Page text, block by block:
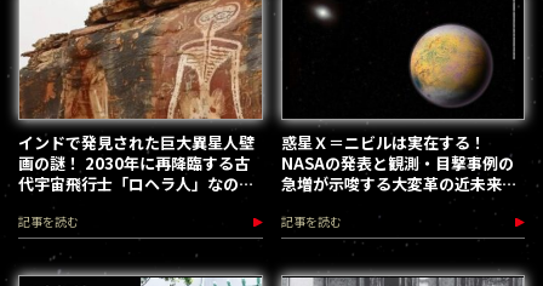
インドで発見された巨大異星人壁
画の謎！ 2030年に再降臨する古
代宇宙飛行士「ロヘラ人」なの
記事を読む
惑星Ｘ＝ニビルは実在する！
NASAの発表と観測・目撃事例の
急増が示唆する大変革の近未来予
記事を読む